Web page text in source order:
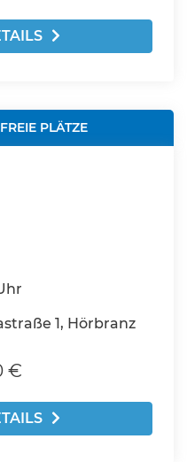
FREIE PLÄTZE
1, Hörbranz
€